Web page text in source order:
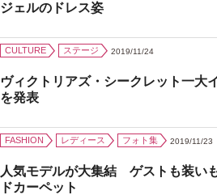
ジェルのドレス姿
CULTURE ステージ 2019/11/24
ヴィクトリアズ・シークレット一大
を発表
FASHION レディース フォト集 2019/11/23
人気モデルが大集結 ゲストも装い
ドカーペット